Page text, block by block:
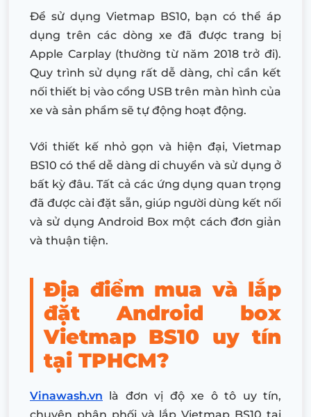
Để sử dụng Vietmap BS10, bạn có thể áp
dụng trên các dòng xe đã được trang bị
Apple Carplay (thường từ năm 2018 trở đi).
Quy trình sử dụng rất dễ dàng, chỉ cần kết
nối thiết bị vào cổng USB trên màn hình của
xe và sản phẩm sẽ tự động hoạt động.
Với thiết kế nhỏ gọn và hiện đại, Vietmap
BS10 có thể dễ dàng di chuyển và sử dụng ở
bất kỳ đâu. Tất cả các ứng dụng quan trọng
đã được cài đặt sẵn, giúp người dùng kết nối
và sử dụng Android Box một cách đơn giản
và thuận tiện.
Địa điểm mua và lắp
đặt Android box
Vietmap BS10 uy tín
tại TPHCM?
Vinawash.vn là đơn vị độ xe ô tô uy tín,